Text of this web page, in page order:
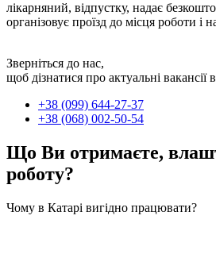
лікарняний, відпустку, надає
організовує проїзд до місця роботи і
Зверніться до нас,
щоб дізнатися про актуальні вакансії
+38 (099) 644-27-37
+38 (068) 002-50-54
Що Ви отримаєте,
роботу?
Чому в Катарі вигідно працювати?